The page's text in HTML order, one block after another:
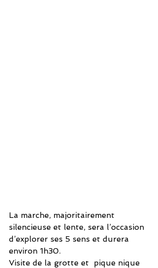
La marche, majoritairement
silencieuse et lente, sera l’occasion
d’explorer ses 5 sens et durera
environ 1h30.
Visite de la grotte et  pique nique